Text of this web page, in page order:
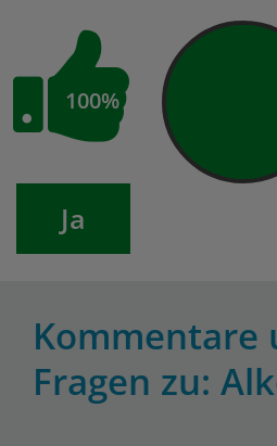
100%
Ja
Kommentare
Fragen zu: